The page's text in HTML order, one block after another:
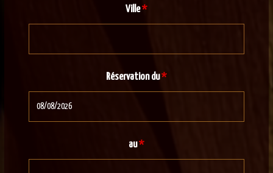
Ville*
Réservation du*
au*